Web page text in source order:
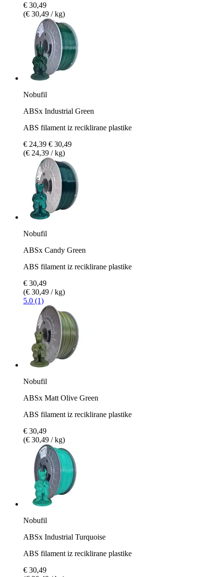
€ 30,49
(€ 30,49 / kg)
Nobufil
ABSx Industrial Green
ABS filament iz reciklirane plastike
€ 24,39 € 30,49
(€ 24,39 / kg)
Nobufil
ABSx Candy Green
ABS filament iz reciklirane plastike
€ 30,49
(€ 30,49 / kg)
5.0 (1)
Nobufil
ABSx Matt Olive Green
ABS filament iz reciklirane plastike
€ 30,49
(€ 30,49 / kg)
Nobufil
ABSx Industrial Turquoise
ABS filament iz reciklirane plastike
€ 30,49